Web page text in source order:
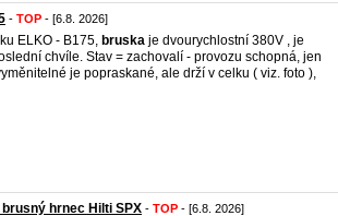
- TOP - [6.8. 2026]
ELKO - B175, bruska je dvourychlostní 380V , je
chvíle. Stav = zachovalí - provozu schopná, jen
je popraskané, ale drží v celku ( viz. foto ),
hrnec Hilti SPX - TOP - [6.8. 2026]